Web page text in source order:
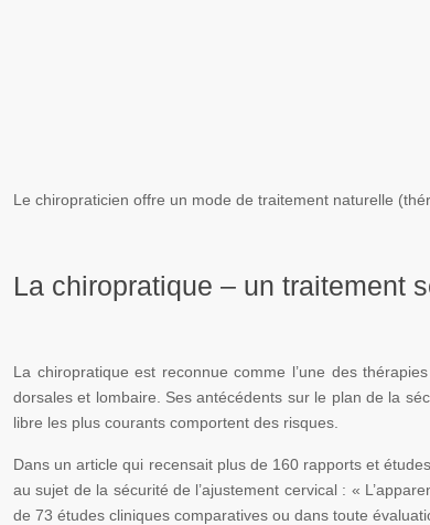
Le chiropraticien offre un mode de traitement naturelle
La chiropratique – un traitement
La chiropratique est reconnue comme l’une des
dorsales et lombaire. Ses antécédents sur le plan de la
libre les plus courants comportent des risques.
Dans un article qui recensait plus de 160 rapports et
au sujet de la sécurité de l’ajustement cervical : «
de 73 études cliniques comparatives ou dans toute